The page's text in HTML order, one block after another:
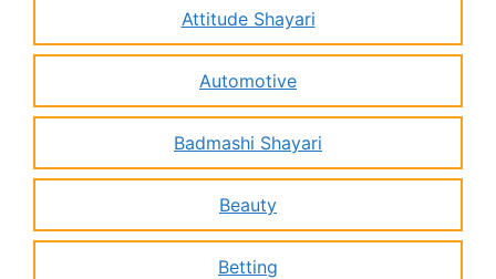
Attitude Shayari
Automotive
Badmashi Shayari
Beauty
Betting